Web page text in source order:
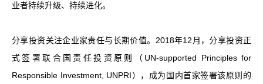
业者持续升级、持续进化。
分享投资关注企业家责任与长期价值。2018年12月，分享投资正
式签署联合国责任投资原则（UN-supported Principles for
Responsible Investment, UNPRI），成为国内首家签署该原则的